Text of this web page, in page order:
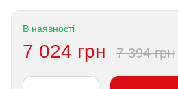
В наявності
7 024 грн 7 394 грн